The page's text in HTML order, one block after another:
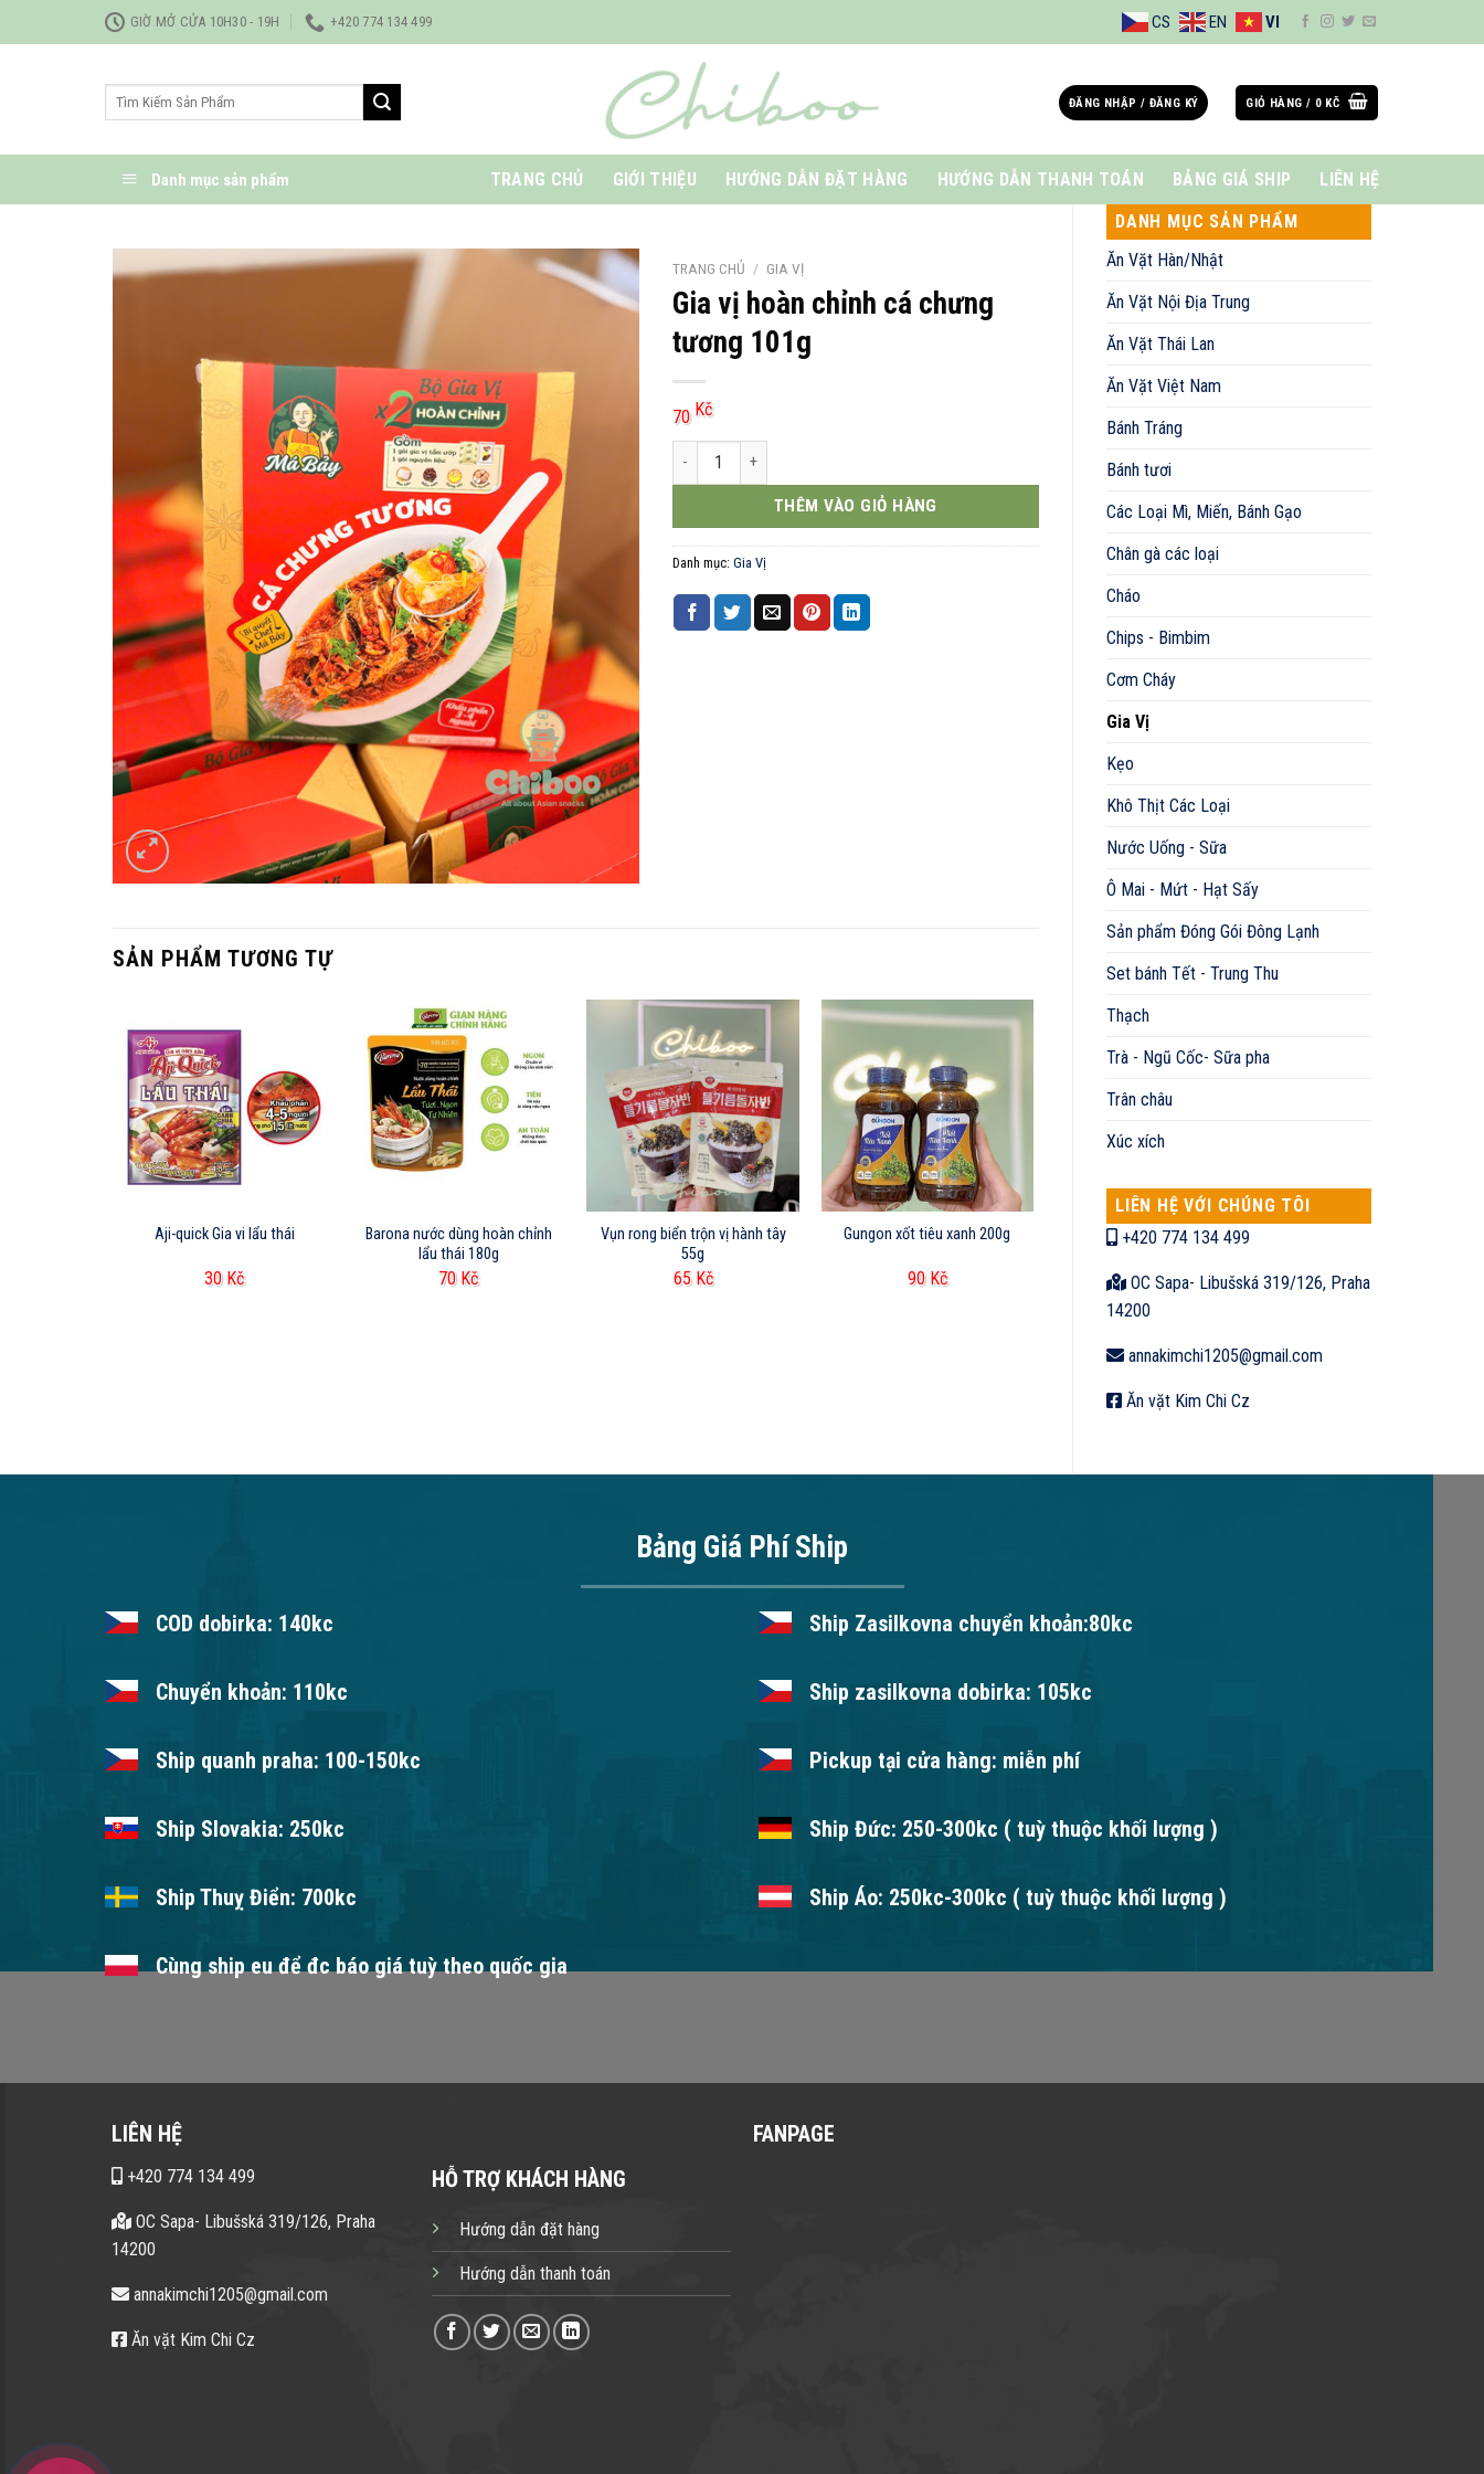
qua
GIỜ MỞ CỬA 10H30 - 19H +420 774 134 499 CS EN VI
Tìm
ĐĂNG NHẬP / ĐĂNG KÝ GIỎ HÀNG / 0 KČ
Danh mục sản phẩm TRANG CHỦ GIỚI THIỆU HƯỚNG DẪN ĐẶT HÀNG HƯỚNG DẪN THANH TOÁN BẢNG GIÁ SHIP
LIÊN HỆ
DANH MỤC SẢN PHẨM
Ăn Vặt Hàn/Nhật
Ăn Vặt Nội Địa Trung
Ăn Vặt Thái Lan
Ăn Vặt Việt Nam
Bánh Tráng
Bánh tươi
Các Loại Mì, Miến, Bánh Gạo
Chân gà các loại
Cháo
Chips - Bimbim
Cơm Cháy
Gia Vị
Kẹo
Khô Thịt Các Loại
Nước Uống - Sữa
Ô Mai - Mứt - Hạt Sấy
Sản phẩm Đóng Gói Đông Lạnh
Set bánh Tết - Trung Thu
Thạch
Trà - Ngũ Cốc- Sữa pha
Trân châu
Xúc xích
LIÊN HỆ VỚI CHÚNG TÔI
+420 774 134 499
OC Sapa- Libušská 319/126, Praha
14200
annakimchi1205@gmail.com
Ăn vặt Kim Chi Cz
TRANG CHỦ / GIA VỊ
Gia vị hoàn chỉnh cá chưng
tương 101g
70 Kč
Gia vị hoàn chỉnh cá chưng tương 101g số lượng
THÊM VÀO GIỎ HÀNG
Danh mục: Gia Vị
SẢN PHẨM TƯƠNG TỰ
Aji-quick Gia vi lẩu thái
30 Kč
Barona nước dùng hoàn chỉnh
lẩu thái 180g
70 Kč
Vụn rong biển trộn vị hành tây
55g
65 Kč
Gungon xốt tiêu xanh 200g
90 Kč
Bảng Giá Phí Ship
COD dobirka: 140kc Ship Zasilkovna chuyển khoản:80kc
Chuyển khoản: 110kc Ship zasilkovna dobirka: 105kc
Ship quanh praha: 100-150kc Pickup tại cửa hàng: miễn phí
Ship Slovakia: 250kc Ship Đức: 250-300kc ( tuỳ thuộc khối lượng )
Ship Thuỵ Điển: 700kc Ship Áo: 250kc-300kc ( tuỳ thuộc khối lượng )
Cùng ship eu để đc báo giá tuỳ theo quốc gia
LIÊN HỆ
+420 774 134 499
OC Sapa- Libušská 319/126, Praha
14200
annakimchi1205@gmail.com
Ăn vặt Kim Chi Cz
HỖ TRỢ KHÁCH HÀNG
Hướng dẫn đặt hàng
Hướng dẫn thanh toán
FANPAGE